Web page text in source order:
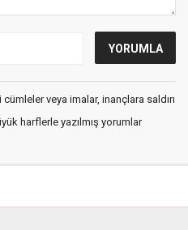
veya imalar, inançlara saldırı
harflerle yazılmış yorumlar